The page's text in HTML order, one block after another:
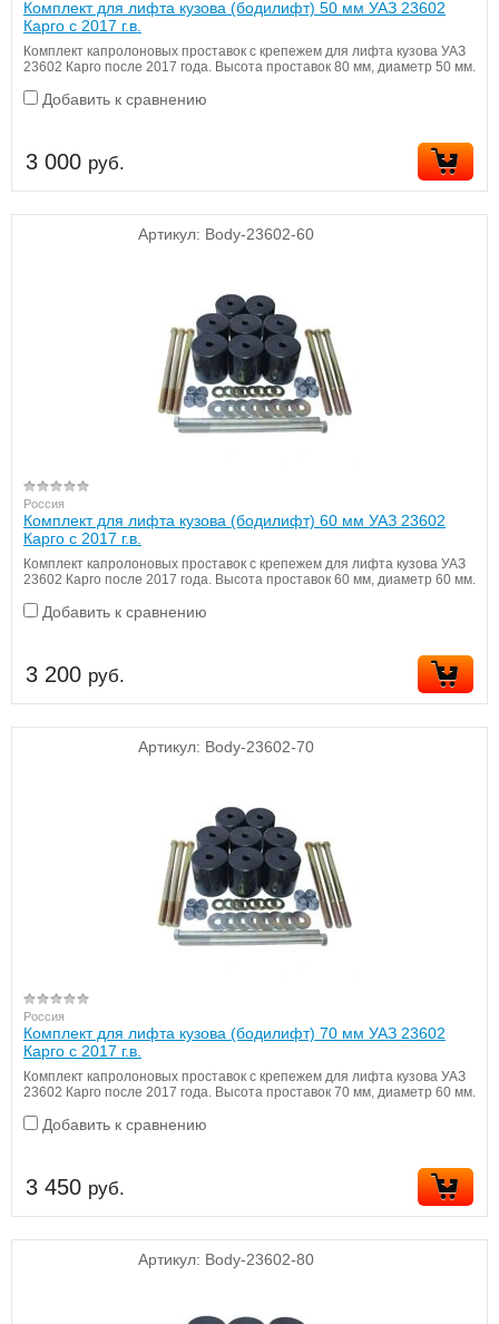
Комплект для лифта кузова (бодилифт) 50 мм УАЗ 23602
Карго с 2017 г.в.
Комплект капролоновых проставок с крепежем для лифта кузова УАЗ
23602 Карго после 2017 года. Высота проставок 80 мм, диаметр 50 мм.
Добавить к сравнению
3 000 руб.
Артикул: Body-23602-60
Россия
Комплект для лифта кузова (бодилифт) 60 мм УАЗ 23602
Карго с 2017 г.в.
Комплект капролоновых проставок с крепежем для лифта кузова УАЗ
23602 Карго после 2017 года. Высота проставок 60 мм, диаметр 60 мм.
Добавить к сравнению
3 200 руб.
Артикул: Body-23602-70
Россия
Комплект для лифта кузова (бодилифт) 70 мм УАЗ 23602
Карго с 2017 г.в.
Комплект капролоновых проставок с крепежем для лифта кузова УАЗ
23602 Карго после 2017 года. Высота проставок 70 мм, диаметр 60 мм.
Добавить к сравнению
3 450 руб.
Артикул: Body-23602-80